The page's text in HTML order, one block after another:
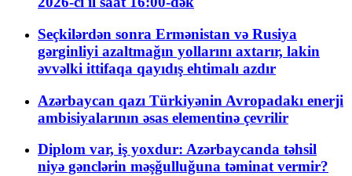
Seçkilərdən sonra Ermənistan və Rusiya
gərginliyi azaltmağın yollarını axtarır, lakin
əvvəlki ittifaqa qayıdış ehtimalı azdır
Azərbaycan qazı Türkiyənin Avropadakı enerji
ambisiyalarının əsas elementinə çevrilir
Diplom var, iş yoxdur: Azərbaycanda təhsil
niyə gənclərin məşğulluğuna təminat vermir?